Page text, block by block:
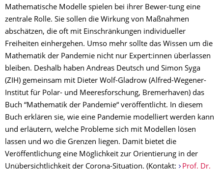
Mathematische Modelle spielen bei ihrer Bewer-tung eine
zentrale Rolle. Sie sollen die Wirkung von Maßnahmen
abschätzen, die oft mit Einschränkungen individueller
Freiheiten einhergehen. Umso mehr sollte das Wissen um die
Mathematik der Pandemie nicht nur Expert:innen überlassen
bleiben. Deshalb haben Andreas Deutsch und Simon Syga
(ZIH) gemeinsam mit Dieter Wolf-Gladrow (Alfred-Wegener-
Institut für Polar- und Meeresforschung, Bremerhaven) das
Buch “Mathematik der Pandemie“ veröffentlicht. In diesem
Buch erklären sie, wie eine Pandemie modelliert werden kann
und erläutern, welche Probleme sich mit Modellen lösen
lassen und wo die Grenzen liegen. Damit bietet die
Veröffentlichung eine Möglichkeit zur Orientierung in der
Unübersichtlichkeit der Corona-Situation. (Kontakt:
Prof. Dr.